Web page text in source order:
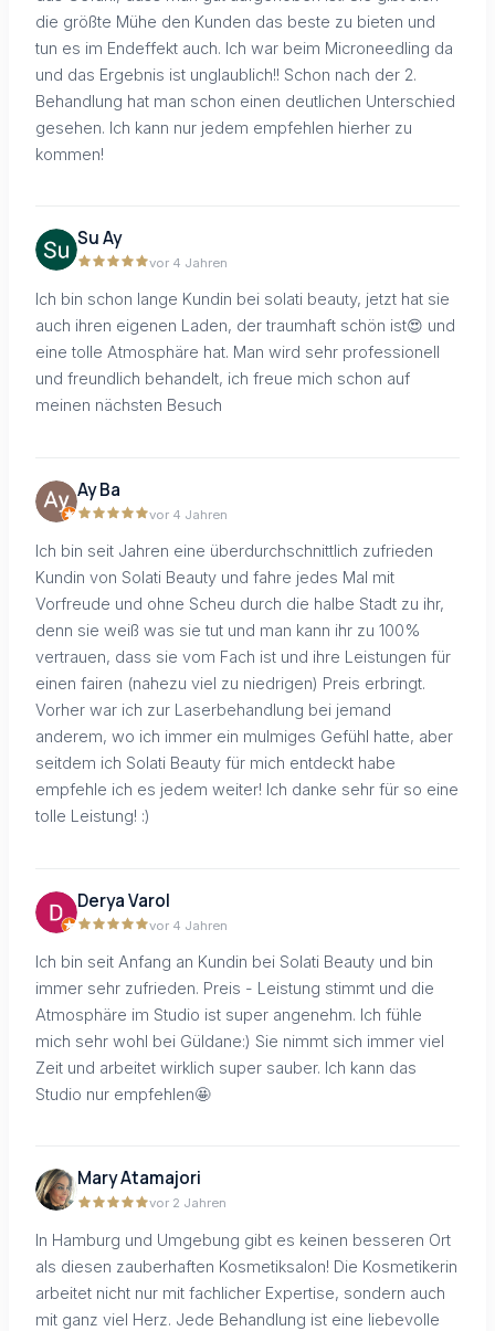
die größte Mühe den Kunden das beste zu bieten und
tun es im Endeffekt auch. Ich war beim Microneedling da
und das Ergebnis ist unglaublich!! Schon nach der 2.
Behandlung hat man schon einen deutlichen Unterschied
gesehen. Ich kann nur jedem empfehlen hierher zu
kommen!
Su Ay
vor 4 Jahren
Ich bin schon lange Kundin bei solati beauty, jetzt hat sie
auch ihren eigenen Laden, der traumhaft schön ist😍 und
eine tolle Atmosphäre hat. Man wird sehr professionell
und freundlich behandelt, ich freue mich schon auf
meinen nächsten Besuch
Ay Ba
vor 4 Jahren
Ich bin seit Jahren eine überdurchschnittlich zufrieden
Kundin von Solati Beauty und fahre jedes Mal mit
Vorfreude und ohne Scheu durch die halbe Stadt zu ihr,
denn sie weiß was sie tut und man kann ihr zu 100%
vertrauen, dass sie vom Fach ist und ihre Leistungen für
einen fairen (nahezu viel zu niedrigen) Preis erbringt.
Vorher war ich zur Laserbehandlung bei jemand
anderem, wo ich immer ein mulmiges Gefühl hatte, aber
seitdem ich Solati Beauty für mich entdeckt habe
empfehle ich es jedem weiter! Ich danke sehr für so eine
tolle Leistung! :)
Derya Varol
vor 4 Jahren
Ich bin seit Anfang an Kundin bei Solati Beauty und bin
immer sehr zufrieden. Preis - Leistung stimmt und die
Atmosphäre im Studio ist super angenehm. Ich fühle
mich sehr wohl bei Güldane:) Sie nimmt sich immer viel
Zeit und arbeitet wirklich super sauber. Ich kann das
Studio nur empfehlen🤩
Mary Atamajori
vor 2 Jahren
In Hamburg und Umgebung gibt es keinen besseren Ort
als diesen zauberhaften Kosmetiksalon! Die Kosmetikerin
arbeitet nicht nur mit fachlicher Expertise, sondern auch
mit ganz viel Herz. Jede Behandlung ist eine liebevolle